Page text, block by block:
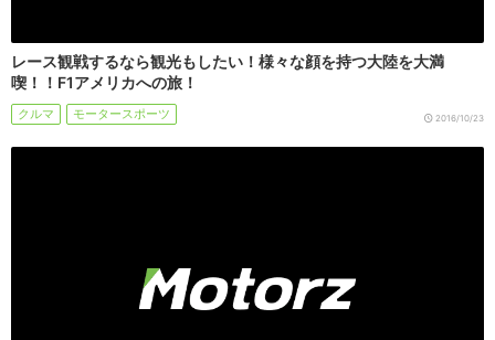
レース観戦するなら観光もしたい！様々な顔を持つ大陸を大満
喫！！F1アメリカへの旅！
クルマ モータースポーツ 2016/10/23